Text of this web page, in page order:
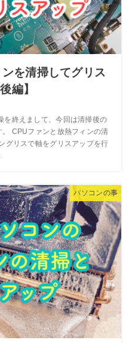
を清掃してグリス
編】
を終えまして、今回は清掃後の
CPUファンと放熱フィンの清
グリスで軸をグリスアップを行
パソコンの事